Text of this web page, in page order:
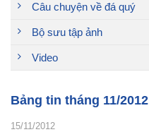
Câu chuyện về đá quý
Bộ sưu tập ảnh
Video
Bảng tin tháng 11/2012
15/11/2012